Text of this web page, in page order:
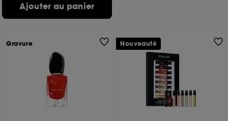
Ajouter au panier
Gravure Nouveauté